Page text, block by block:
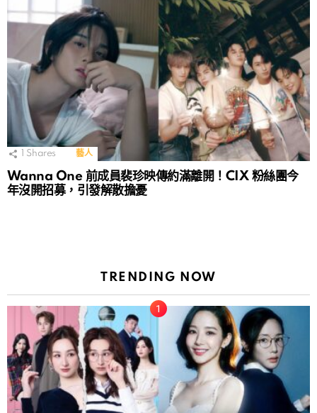
Shares 藝人
Wanna One 前成員裴珍映傳約滿離開！CIX 粉絲團今
年沒開招募，引發解散擔憂
TRENDING NOW